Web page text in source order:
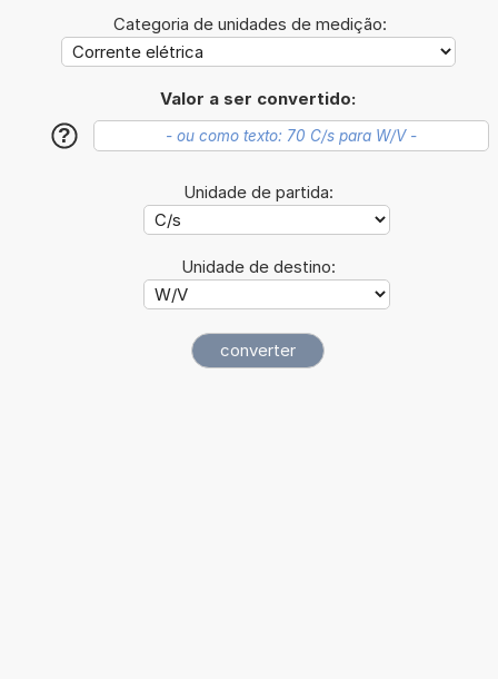
Categoria de unidades de medição:
Valor a ser convertido:
?
Unidade de partida:
Unidade de destino: